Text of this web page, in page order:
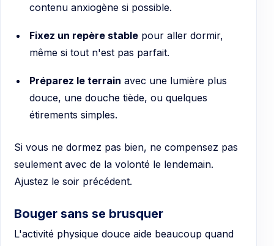
contenu anxiogène si possible.
Fixez un repère stablepour aller dormir,
même si tout n'est pas parfait.
Préparez le terrain avec une lumière plus
douce, une douche tiède, ou quelques
étirements simples.
Si vous ne dormez pas bien, ne compensez pas
seulement avec de la volonté le lendemain.
Ajustez le soir précédent.
Bouger sans se brusquer
L'activité physique douce aide beaucoup quand